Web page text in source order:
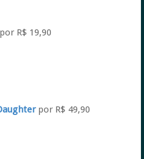
R$ 19,90
por R$ 49,90